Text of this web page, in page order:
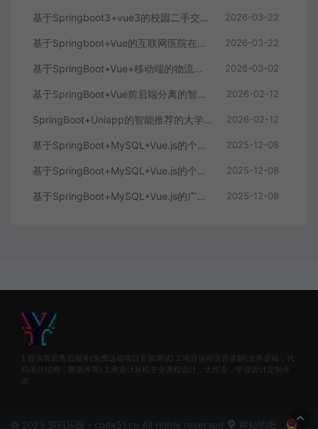
基于Springboot3+vue3的校园二手交易平台 2026-03-22
基于Springboot+Vue的互联网医院在线问诊系统 2026-03-22
基于SpringBoot+Vue+移动端的物流快递系统 2026-03-02
基于SpringBoot+Vue前后端分离的智能知识库问答系统 2026-02-12
SpringBoot+Uniapp的智能推荐的大学生社交平台 2026-02-12
基于SpringBoot+MySQL+Vue.js的个人健康管理系统(附论文) 2025-12-08
基于SpringBoot+MySQL+Vue.js的个性化推荐电商系统(附论文) 2025-12-08
基于SpringBoot+MySQL+Vue.js的广西文化传承小程序(附论文) 2025-12-08
1.提供售前售后服务(免费远程项目安装调试) 2.项目远程语音讲解(业务逻辑，代
码项目结构，数据库等) 3.承接计算机专业课程设计，大作业，毕业设计定制开
发
© 2023 源码乐园 - code51.cn All rights reserved 网站地图